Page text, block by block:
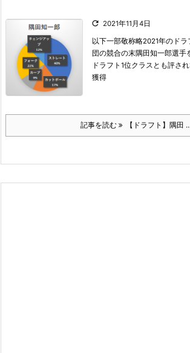
 2021年11月4日
以下一部敬称略2021年のド
団の競合の末隅田知一郎選手
ドラフト1位クラスとも評さ
獲得
記事を読む 【ドラフト】隅田 ...